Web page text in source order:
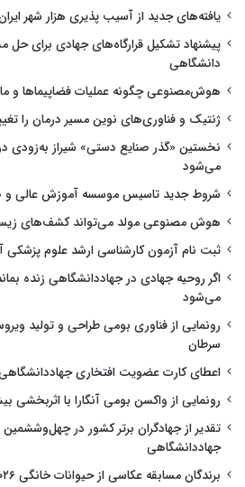
یافته‌های جدید از آسیب پذیری هزار شهر
پیشنهاد تشکیل قرارگاه‌های جهادی برای حل
دانشگاهی
هوش‌مصنوعی چگونه عملیات فضاپیماها و
ژنتیک و فناوری‌های نوین مسیر درمان را
نخستین «گذر صنایع دستی» شیراز به‌زودی
می‌شود
شروط جدید تاسیس موسسه آموزش عالی و
هوش مصنوعی مولد می‌تواند کشف‌های
ثبت نام آزمون کارشناسی ارشد علوم پزشکی
اگر روحیه جهادی در جهاددانشگاهی زنده
می‌شود
رونمایی از فناوری بومی طراحی و تولید
سرطان
اعطای کارت عضویت افتخاری
رونمایی از واکسن بومی آنگارا با اثربخشی بیش از
تقدیر از جهادگران برتر کشور در
جهاددانشگاهی
برندگان مسابقه عکاسی از حیوانات خانگی ۲۰۲۶ معرفی شدند